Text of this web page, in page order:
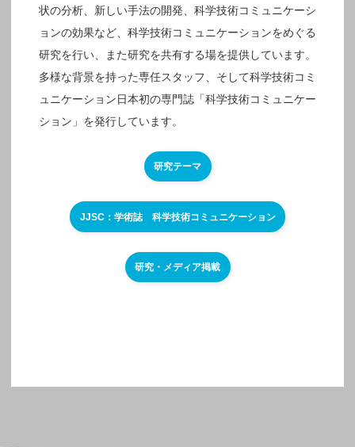
状の分析、新しい手法の開発、科学技術コミュニケーシ
ョンの効果など、科学技術コミュニケーションをめぐる
研究を行い、また研究を共有する場を提供しています。
多様な背景を持った専任スタッフ、そして科学技術コミ
ュニケーション日本初の専門誌「科学技術コミュニケー
ション」を発行しています。
研究テーマ
JJSC：学術誌 科学技術コミュニケーション
研究・メディア掲載